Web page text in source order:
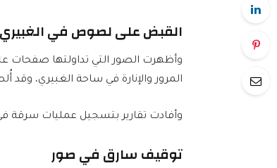
القبض على لصوص في الغبيري
وأظهرت الصور التي تداولتها صفحات
المرور والإنارة في ساحة الغبيري،
وأفادت تقارير بتسجيل عمليات سرقة في
توقيف سارق في صور